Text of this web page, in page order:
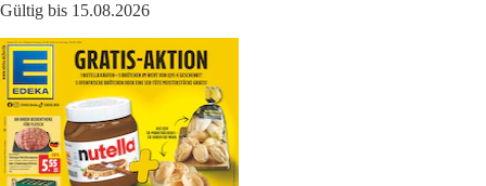
Gültig bis 15.08.2026